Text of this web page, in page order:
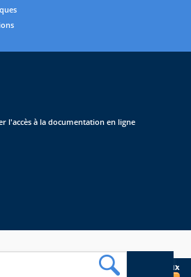
l'accès à la documentation en ligne
de l'EHESP sur les réseaux sociaux